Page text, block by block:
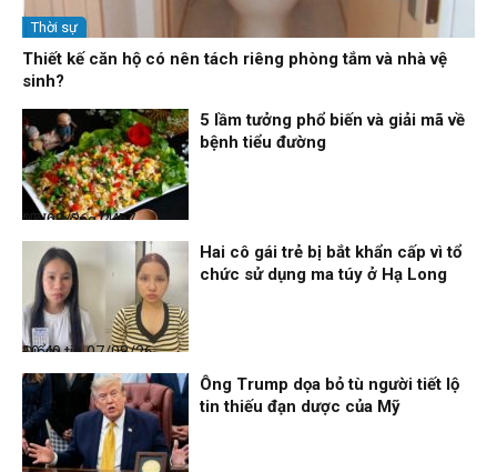
Thời sự
Thiết kế căn hộ có nên tách riêng phòng tắm và nhà vệ
sinh?
Nhịp sống 24h
07/08/26, 11:57
5 lầm tưởng phổ biến và giải mã về
bệnh tiểu đường
Điểm tin
07/08/26, 10:40
Hai cô gái trẻ bị bắt khẩn cấp vì tổ
chức sử dụng ma túy ở Hạ Long
Ông Trump dọa bỏ tù người tiết lộ
tin thiếu đạn dược của Mỹ